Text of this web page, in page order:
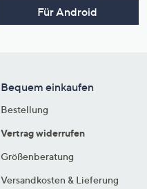
Für Android
Bequem einkaufen
Bestellung
Vertrag widerrufen
Größenberatung
Versandkosten & Lieferung